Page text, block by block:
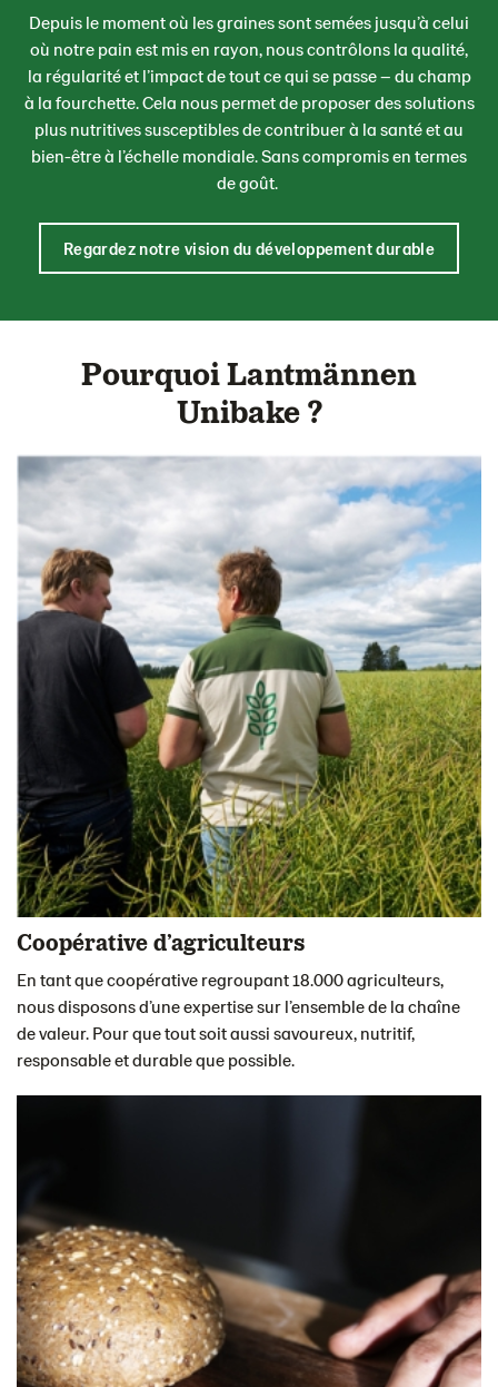
Depuis le moment où les graines sont semées jusqu’à celui
où notre pain est mis en rayon, nous contrôlons la qualité,
la régularité et l’impact de tout ce qui se passe – du champ
à la fourchette. Cela nous permet de proposer des solutions
plus nutritives susceptibles de contribuer à la santé et au
bien-être à l’échelle mondiale. Sans compromis en termes
de goût.
Regardez notre vision du développement durable
Pourquoi Lantmännen
Unibake ?
Coopérative d’agriculteurs
En tant que coopérative regroupant 18.000 agriculteurs,
nous disposons d’une expertise sur l’ensemble de la chaîne
de valeur. Pour que tout soit aussi savoureux, nutritif,
responsable et durable que possible.